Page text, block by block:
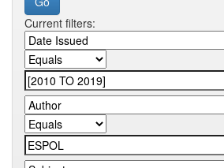
Current filters: